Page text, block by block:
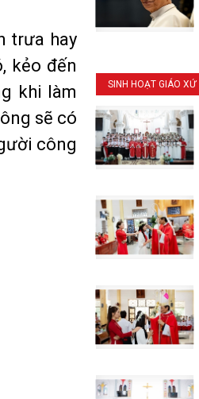
trưa hay
kẻo đến
khi làm
sẽ có
công
SINH HOẠT GIÁO XỨ